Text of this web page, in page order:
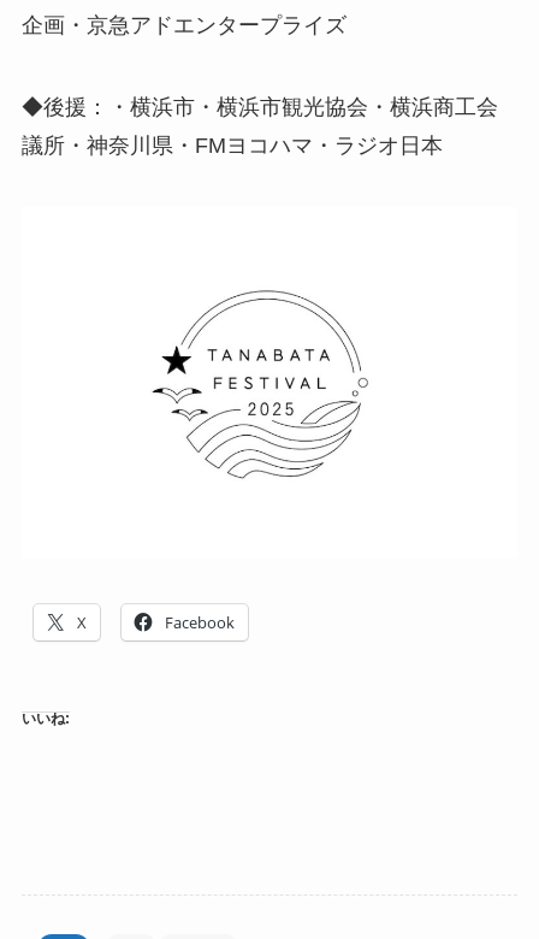
企画・京急アドエンタープライズ
◆後援：・横浜市・横浜市観光協会・横浜商工会
議所・神奈川県・FMヨコハマ・ラジオ日本
X Facebook
いいね: